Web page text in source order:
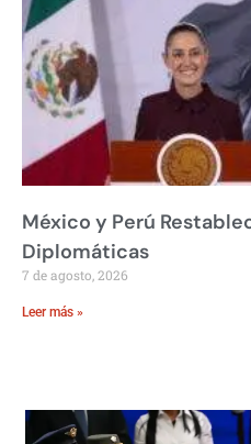
México y Perú
Diplomáticas
7 de agosto, 2026
Leer más »